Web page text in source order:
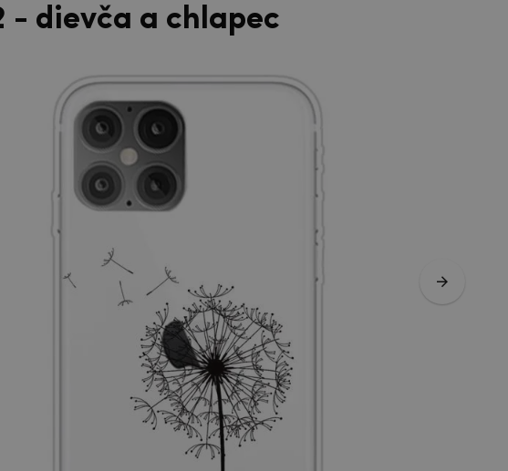
- dievča a chlapec